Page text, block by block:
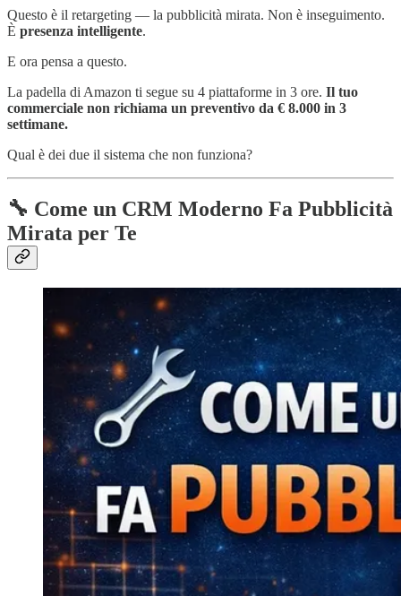
Questo è il retargeting — la pubblicità mirata. Non è inseguimento.
È presenza intelligente.
E ora pensa a questo.
La padella di Amazon ti segue su 4 piattaforme in 3 ore. Il tuo
commerciale non richiama un preventivo da € 8.000 in 3
settimane.
Qual è dei due il sistema che non funziona?
🔧 Come un CRM Moderno Fa Pubblicità
Mirata per Te